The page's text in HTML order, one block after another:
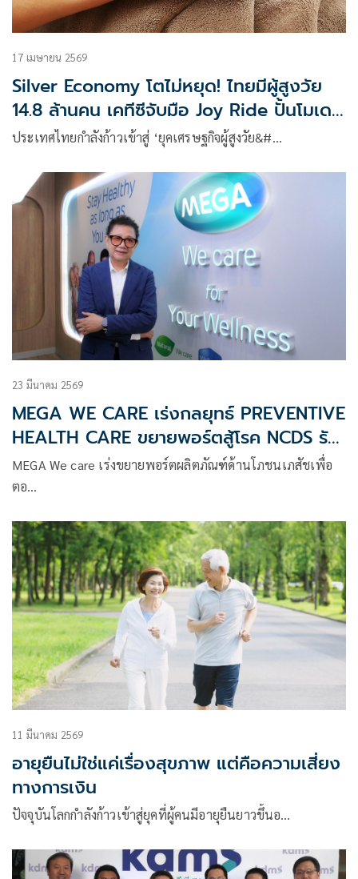
17 เมษายน 2569
Silver Economy โตไม่หยุด! ไทยมีผู้สูงวัย
14.8 ล้านคน เคทีซีจับมือ Joy Ride ปั้นโมเดล
ดูแลด้วย ‘ความไว้ใจ’
ประเทศไทยกำลังก้าวเข้าสู่ ‘ยุคเศรษฐกิจผู้สูงวัย&#…
23 มีนาคม 2569
MEGA WE CARE เร่งกลยุทธ์ PREVENTIVE
HEALTH CARE ขยายพอร์ตสู้โรค NCDS รับ
เทรนด์เมืองไทย
MEGA We care เร่งขยายพอร์ตผลิตภัณฑ์ด้านโภชนเภสัชเพื่อ
ตอ…
11 มีนาคม 2569
อายุยืนไม่ใช่แค่เรื่องสุขภาพ แต่คือความเสี่ยง
ทางการเงิน
ปัจจุบันโลกกำลังก้าวเข้าสู่ยุคที่ผู้คนมีอายุยืนยาวขึ้นอ…